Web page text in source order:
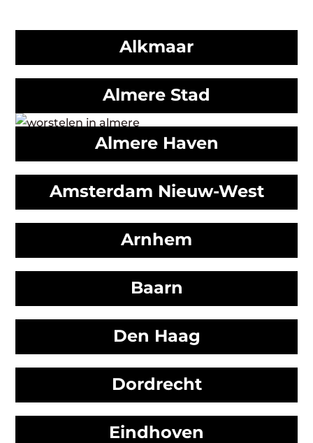
Alkmaar
Almere Stad
Almere Haven
Amsterdam Nieuw-West
Arnhem
Baarn
Den Haag
Dordrecht
Eindhoven